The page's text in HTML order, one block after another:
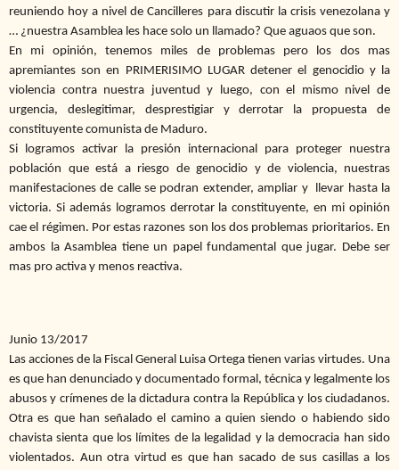
reuniendo hoy a nivel de Cancilleres para discutir la crisis venezolana y
… ¿nuestra Asamblea les hace solo un llamado? Que aguaos que son.
En mi opinión, tenemos miles de problemas pero los dos mas
apremiantes son en PRIMERISIMO LUGAR detener el genocidio y la
violencia contra nuestra juventud y luego, con el mismo nivel de
urgencia, deslegitimar, desprestigiar y derrotar la propuesta de
constituyente comunista de Maduro.
Si logramos activar la presión internacional para proteger nuestra
población que está a riesgo de genocidio y de violencia, nuestras
manifestaciones de calle se podran extender, ampliar y llevar hasta la
victoria. Si además logramos derrotar la constituyente, en mi opinión
cae el régimen. Por estas razones son los dos problemas prioritarios. En
ambos la Asamblea tiene un papel fundamental que jugar. Debe ser
mas pro activa y menos reactiva.
Junio 13/2017
Las acciones de la Fiscal General Luisa Ortega tienen varias virtudes. Una
es que han denunciado y documentado formal, técnica y legalmente los
abusos y crímenes de la dictadura contra la República y los ciudadanos.
Otra es que han señalado el camino a quien siendo o habiendo sido
chavista sienta que los límites de la legalidad y la democracia han sido
violentados. Aun otra virtud es que han sacado de sus casillas a los